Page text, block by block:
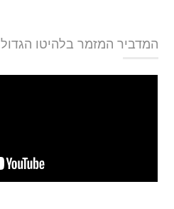
המדביר המזמר בלהיטו הגדול